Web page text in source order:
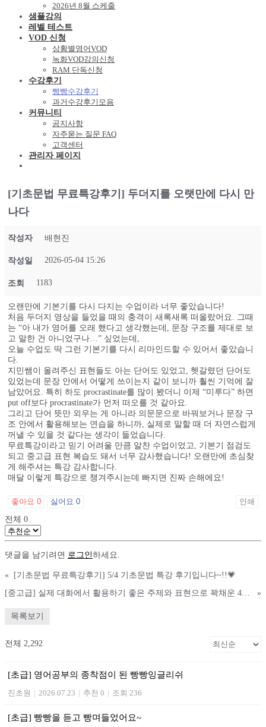
2026년 8월 스케줄
샘플강의
레벨 테스트
VOD 신청
상황별영어VOD
녹화VOD강의신청
RAM 단독신청
수강후기
빵빵수강후기
과거수강후기모음
커뮤니티
공지사항
자주묻는 질문 FAQ
고객센터
관리자 페이지
[기초문법 무료특강후기] 두더지를 오랫만에 다시 만
나다
작성자 배현진
작성일 2026-05-04 15:26
조회 1183
오랜만에 기본기를 다시 다지는 수업이라 너무 좋았습니다!
처음 두더지 영상을 들었을 때의 충격이 새록새록 떠올랐어요. 그때
는 “아 내가 영어를 오래 했다고 생각했는데, 문장 구조를 제대로 보
고 말한 건 아니었구나…” 싶었는데,
오늘 수업도 딱 그런 기본기를 다시 리마인드할 수 있어서 좋았습니
다.
지민쌤이 올려주신 표현들도 아는 단어도 있었고, 헷갈렸던 단어도
있었는데 문장 안에서 어떻게 쓰이는지 같이 보니까 훨씬 기억에 잘
남았어요. 특히 하도 procrastinate를 많이 봤더니 이제 “미루다” 하면
put off보다 procrastinate가 먼저 떠오를 것 같아요.
그리고 단어 뜻만 외우는 게 아니라 의문문으로 바꿔보거나 문장 구
조 안에서 활용해보는 연습을 하니까, 실제로 말할 때 더 자연스럽게
꺼낼 수 있을 것 같다는 생각이 들었습니다.
무료특강이라고 믿기 어려울 만큼 알찬 수업이었고, 기본기 점검도
되고 중고급 표현 복습도 돼서 너무 감사했습니다! 오랜만에 초심찾
게 해주셔는 특강 감사합니다.
매달 이렇게 특강으로 챙겨주시는데 빠지면 진짜 손해에요!
좋아요 0 싫어요 0
인쇄
전체 0
댓글을 남기려면 로그인 하세요.
«
[기초문법 무료특강후기] 5/4 기초문법 특강 후기입니다~!!💗
»
목록보기
전체 2,292
[초급] 영어공부의 종착점이 된 빵빵잉글리쉬
진초원 | 2026.07.23 | 추천 0 | 조회 236
[초급] 빵빵을 듣고 빵며들었어요~